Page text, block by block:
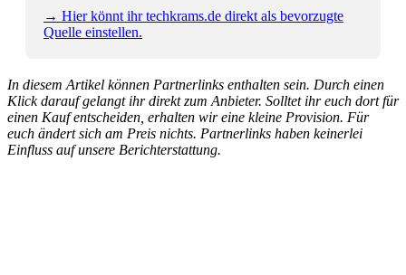
→ Hier könnt ihr techkrams.de direkt als bevorzugte
Quelle einstellen.
In diesem Artikel können Partnerlinks enthalten sein. Durch einen
Klick darauf gelangt ihr direkt zum Anbieter. Solltet ihr euch dort für
einen Kauf entscheiden, erhalten wir eine kleine Provision. Für
euch ändert sich am Preis nichts. Partnerlinks haben keinerlei
Einfluss auf unsere Berichterstattung.